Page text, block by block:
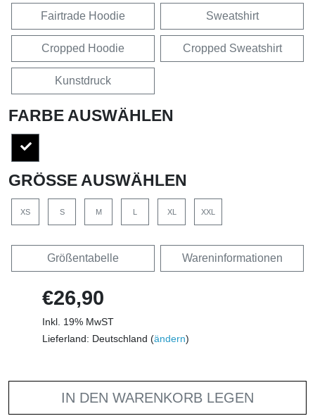
Fairtrade Hoodie Sweatshirt
Cropped Hoodie Cropped Sweatshirt
Kunstdruck
FARBE AUSWÄHLEN
GRÖSSE AUSWÄHLEN
XS S M L XL XXL
Größentabelle Wareninformationen
€26,90
Inkl. 19% MwST
Lieferland: Deutschland (ändern)
IN DEN WARENKORB LEGEN